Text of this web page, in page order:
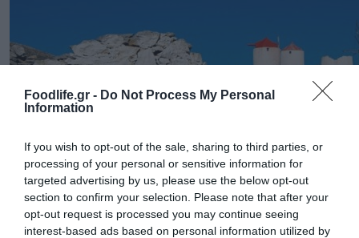
Foodlife.gr - Do Not Process My Personal
Information
If you wish to opt-out of the sale, sharing to third parties, or
processing of your personal or sensitive information for
targeted advertising by us, please use the below opt-out
section to confirm your selection. Please note that after your
opt-out request is processed you may continue seeing
interest-based ads based on personal information utilized by